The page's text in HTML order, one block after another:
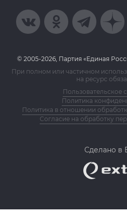
© 2005-2026, Партия «Единая
При полном или частичном
на ресурс
Пользовательское
Политика
Политика в отношении
Согласие на обработку
Сделано в